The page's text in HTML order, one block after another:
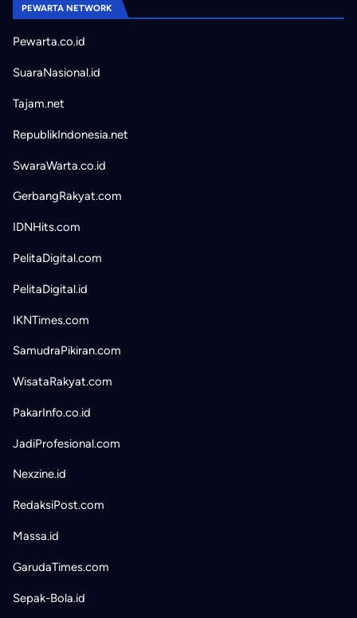
PEWARTA NETWORK
Pewarta.co.id
SuaraNasional.id
Tajam.net
RepublikIndonesia.net
SwaraWarta.co.id
GerbangRakyat.com
IDNHits.com
PelitaDigital.com
PelitaDigital.id
IKNTimes.com
SamudraPikiran.com
WisataRakyat.com
PakarInfo.co.id
JadiProfesional.com
Nexzine.id
RedaksiPost.com
Massa.id
GarudaTimes.com
Sepak-Bola.id